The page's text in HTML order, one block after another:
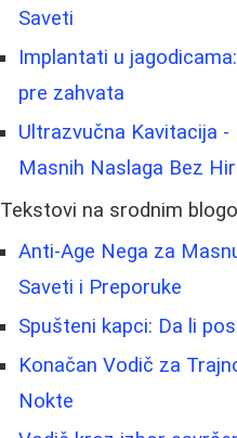
Saveti
Implantati u
pre zahvata
Ultrazvučna Kavitacija -
Masnih Naslaga Bez
Tekstovi na srodnim
Anti-Age Nega za
Saveti i Preporuke
Spušteni kapci: Da li
Konačan Vodič za
Nokte